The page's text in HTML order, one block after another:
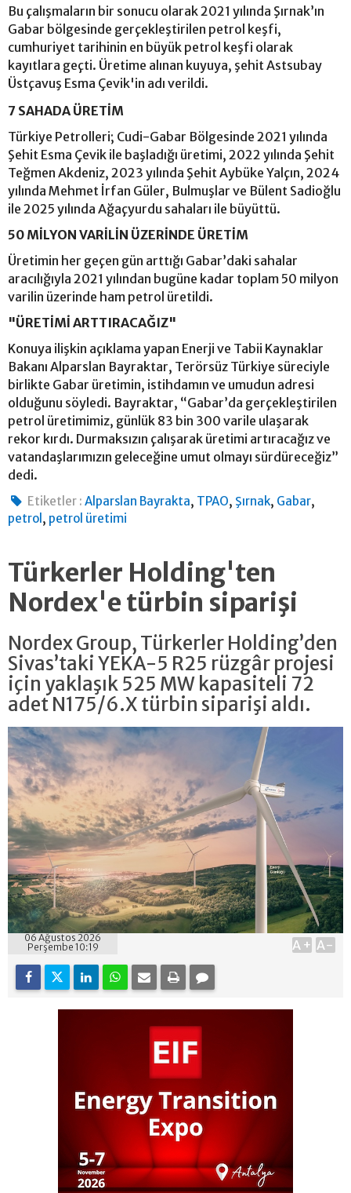
Bu çalışmaların bir sonucu olarak 2021 yılında Şırnak’ın
Gabar bölgesinde gerçekleştirilen petrol keşfi,
cumhuriyet tarihinin en büyük petrol keşfi olarak
kayıtlara geçti. Üretime alınan kuyuya, şehit Astsubay
Üstçavuş Esma Çevik'in adı verildi.
7 SAHADA ÜRETİM
Türkiye Petrolleri; Cudi-Gabar Bölgesinde 2021 yılında
Şehit Esma Çevik ile başladığı üretimi, 2022 yılında Şehit
Teğmen Akdeniz, 2023 yılında Şehit Aybüke Yalçın, 2024
yılında Mehmet İrfan Güler, Bulmuşlar ve Bülent Sadioğlu
ile 2025 yılında Ağaçyurdu sahaları ile büyüttü.
50 MİLYON VARİLİN ÜZERİNDE ÜRETİM
Üretimin her geçen gün arttığı Gabar’daki sahalar
aracılığıyla 2021 yılından bugüne kadar toplam 50 milyon
varilin üzerinde ham petrol üretildi.
"ÜRETİMİ ARTTIRACAĞIZ"
Konuya ilişkin açıklama yapan Enerji ve Tabii Kaynaklar
Bakanı Alparslan Bayraktar, Terörsüz Türkiye süreciyle
birlikte Gabar üretimin, istihdamın ve umudun adresi
olduğunu söyledi. Bayraktar, “Gabar’da gerçekleştirilen
petrol üretimimiz, günlük 83 bin 300 varile ulaşarak
rekor kırdı. Durmaksızın çalışarak üretimi artıracağız ve
vatandaşlarımızın geleceğine umut olmayı sürdüreceğiz”
dedi.
Etiketler : Alparslan Bayrakta, TPAO, Şırnak, Gabar,
petrol , petrol üretimi
Türkerler Holding'ten
Nordex'e türbin siparişi
Nordex Group, Türkerler Holding’den
Sivas’taki YEKA-5 R25 rüzgâr projesi
için yaklaşık 525 MW kapasiteli 72
adet N175/6.X türbin siparişi aldı.
06 Ağustos 2026
Perşembe 10:19
A+ A-